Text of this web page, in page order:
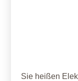
Sie heißen